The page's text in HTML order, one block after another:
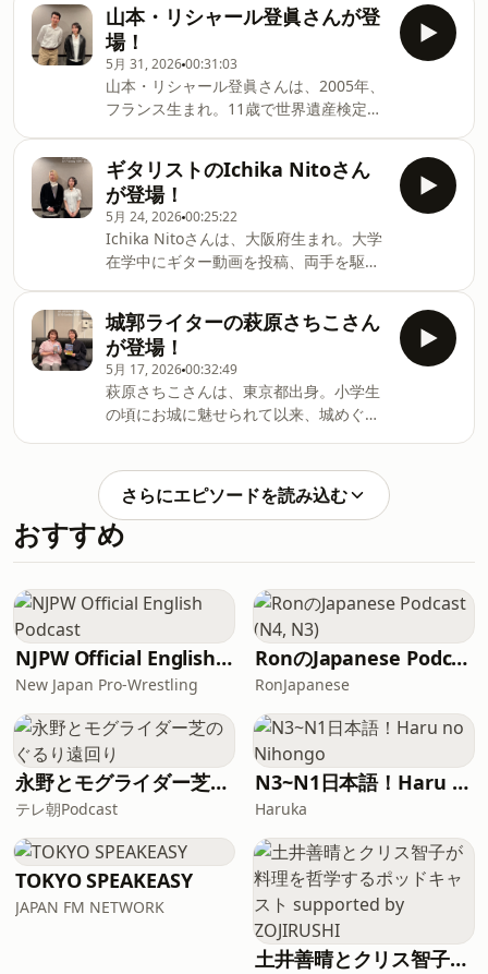
ーナーもお届けしていますので、ぜひこ
ちらも聞いてみてください。番組HP：
https://www.j-wav
の写真もアップされています。番組アカ
ウントとはこちらから👇▼UR LIFESTYLE
COLLEGE 公式X&nbsp;🐦▼UR
LIFESTYLE COLLEGE 公式
Instagram&nbsp;📷UR LIFE STLYE
COLLEGEは毎週日曜日18:00から📻札幌
FM NORTH WAVE、東京J-WAVE、名古屋
ZIP-FM、大阪 FM802、福岡CROSSFMの
JFL5局で放送中です。ラジオでは様々な
な愛情で』をリリースされました。尾崎
世界観さん、UR LIFESTYLE COLLEGEの
ご出演は、およそ９年ぶりです！その間
の変化、進化・・・そして、新作EPのお
話など・・・いろいろと伺ってみたいと
思います。番組SNSではゲストとの写真
もアップされています。番組アカウント
とはこちらから👇▼UR LIFESTYLE
COLLEGE 公式X&nbsp;🐦▼UR
LIFESTYLE COLLEGE 公式
Instagram&nbsp;📷UR LIFE STLYE
COLLEGEは毎週日曜日18:00から📻札幌
FM NORTH WAVE、東京J-WAVE、名古屋
ZIP-FM、大阪 FM802、福岡CROSSFMの
JFL5局で放送中です。ラジオでは様
山本・リシャール登眞さんが登
場！
5月 31, 202600:31:03
山本・リシャール登眞さんは、2005年、
フランス生まれ。11歳で世界遺産検定の
で認定されて以来、様々なメディアで活
躍されていらっしゃいます。現在は、東
京大学に通いながら世界遺産の魅力を発
信されている山本・リシャール登眞さ
ん！普段はどんなライフスタイルを過ご
されているのでしょう？伺ってみたいと
思います。番組SNSではゲストとの写真
もアップされています。番組アカウント
とはこちらから👇▼UR LIFESTYLE
COLLEGE 公式X&nbsp;🐦▼UR
LIFESTYLE COLLEGE 公式
Instagram&nbsp;📷UR LIFE STLYE
COLLEGEは毎週日曜日18:00から📻札幌
ZIP-FM、大阪 FM802、福岡CROSSFMの
JFL5局で放送中です。ラジオでは様々な
ジャンルのエキス
ギタリストのIchika Nitoさん
が登場！
5月 24, 202600:25:22
Ichika Nitoさんは、大阪府生まれ。大学
在学中にギター動画を投稿、両手を駆使
ャリアをスタート。そのテクニックと独
自の音楽センスは、世界のトップミュー
ジシャンからも絶賛されています。今回
は、今、最も世界に影響を与えるギタリ
スト、Ichika Nitoさんの素顔に迫りま
す！番組SNSではゲストとの写真もアッ
プされています。番組アカウントとはこ
ちらから👇▼UR LIFESTYLE COLLEGE 公
式X&nbsp;🐦▼UR LIFESTYLE COLLEGE
公式Instagram&nbsp;📷UR LIFE STLYE
COLLEGEは毎週日曜日18:00から📻札幌
FM NORTH WAVE、東京J-WAVE、名古屋
JFL5局で放送中です。ラジオでは様々な
ジャンルのエキスパートにお話を伺うコ
ーナ
城郭ライターの萩原さちこさん
が登場！
5月 17, 202600:32:49
萩原さちこさんは、東京都出身。小学生
の頃にお城に魅せられて以来、城めぐり
ント、メディア出演などでお城の魅力を
発信！唯一無二の存在として活躍されて
いらっしゃいます。今回は、お城の世界
へ・・・皆さんとご一緒したいと思いま
プされています。番組アカウントとはこ
ちらから👇▼UR LIFESTYLE COLLEGE 公
式X&nbsp;🐦▼UR LIFESTYLE COLLEGE
公式Instagram&nbsp;📷UR LIFE STLYE
COLLEGEは毎週日曜日18:00から📻札幌
FM NORTH WAVE、東京J-WAVE、名古屋
ZIP-FM、大阪 FM802、福岡CROSSFMの
JFL5局で放送中です。ラジオでは様々な
ジャンルのエキスパートにお話を伺うコ
ーナーもお届けしていますの
さらにエピソードを読み込む
おすすめ
NJPW Official English Podcast
New Japan Pro-Wrestling
RonのJapanese Podcast (N4, N3)
RonJapanese
永野とモグライダー芝のぐるり遠回り
テレ朝Podcast
N3~N1日本語！Haru no Nihongo
Haruka
TOKYO SPEAKEASY
JAPAN FM NETWORK
土井善晴とクリス智子が料理を哲学するポッドキャスト supported by ZOJIRUSHI